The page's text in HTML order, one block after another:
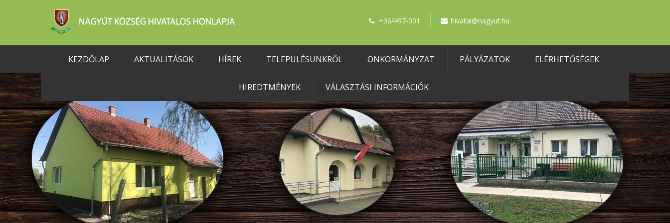
+36/497-001 hivatal@nagyut.hu
KEZDŐLAP AKTUALITÁSOK HÍREK TELEPÜLÉSÜNKRŐL ÖNKORMÁNYZAT PÁLYÁZATOK ELÉRHETŐSÉGEK
HIREDTMÉNYEK VÁLASZTÁSI INFORMÁCIÓK